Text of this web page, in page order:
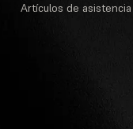
Artículos de asistencia